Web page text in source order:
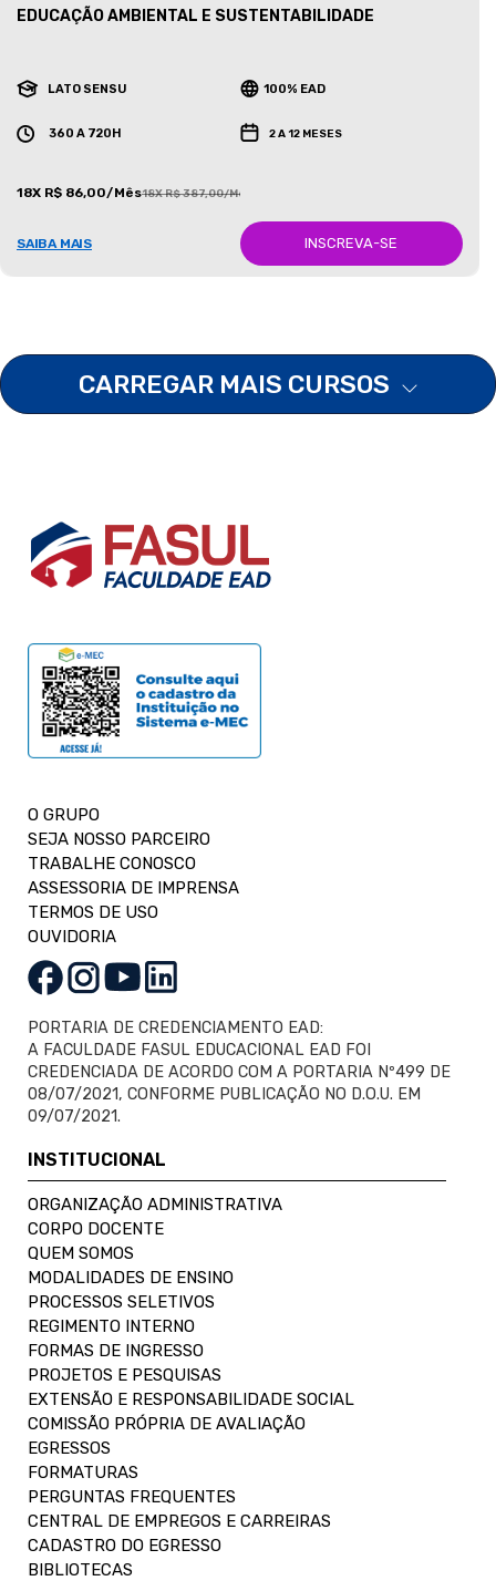
EDUCAÇÃO AMBIENTAL E SUSTENTABILIDADE
LATO SENSU 100% EAD
360 A 720H 2 A 12 MESES
18X R$ 86,00/Mês18X R$ 387,00/Mês
SAIBA MAIS INSCREVA-SE
CARREGAR MAIS CURSOS
O GRUPO
SEJA NOSSO PARCEIRO
TRABALHE CONOSCO
ASSESSORIA DE IMPRENSA
TERMOS DE USO
OUVIDORIA
PORTARIA DE CREDENCIAMENTO EAD:
A FACULDADE FASUL EDUCACIONAL EAD FOI
CREDENCIADA DE ACORDO COM A PORTARIA Nº499 DE
08/07/2021, CONFORME PUBLICAÇÃO NO D.O.U. EM
09/07/2021.
INSTITUCIONAL
ORGANIZAÇÃO ADMINISTRATIVA
CORPO DOCENTE
QUEM SOMOS
MODALIDADES DE ENSINO
PROCESSOS SELETIVOS
REGIMENTO INTERNO
FORMAS DE INGRESSO
PROJETOS E PESQUISAS
EXTENSÃO E RESPONSABILIDADE SOCIAL
COMISSÃO PRÓPRIA DE AVALIAÇÃO
EGRESSOS
FORMATURAS
PERGUNTAS FREQUENTES
CENTRAL DE EMPREGOS E CARREIRAS
CADASTRO DO EGRESSO
BIBLIOTECAS